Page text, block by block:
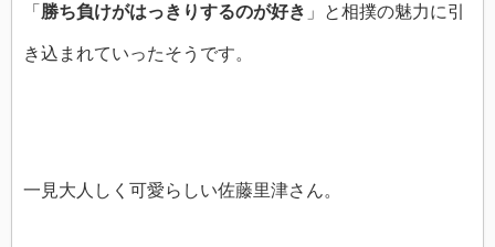
「 勝ち負けがはっきりするのが好き 」と相撲の魅力に引
き込まれていったそうです。
一見大人しく可愛らしい佐藤里津さん。